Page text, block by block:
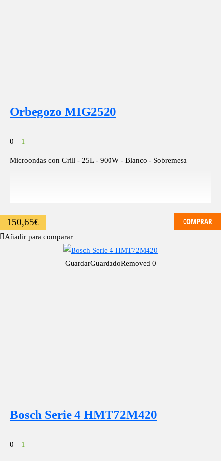
Orbegozo MIG2520
0 1
Microondas con Grill - 25L - 900W - Blanco - Sobremesa
150,65€ COMPRAR
Añadir para comparar
GuardarGuardadoRemoved 0
Bosch Serie 4 HMT72M420
0 1